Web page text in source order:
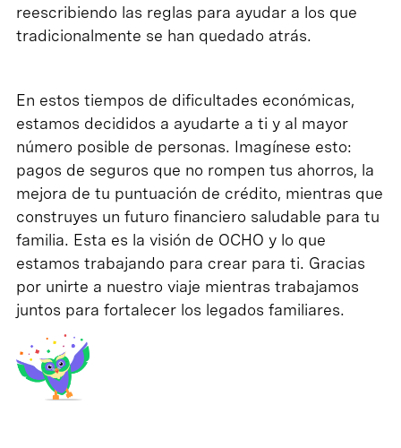
reescribiendo las reglas para ayudar a los que
tradicionalmente se han quedado atrás.
En estos tiempos de dificultades económicas,
estamos decididos a ayudarte a ti y al mayor
número posible de personas. Imagínese esto:
pagos de seguros que no rompen tus ahorros, la
mejora de tu puntuación de crédito, mientras que
construyes un futuro financiero saludable para tu
familia. Esta es la visión de OCHO y lo que
estamos trabajando para crear para ti. Gracias
por unirte a nuestro viaje mientras trabajamos
juntos para fortalecer los legados familiares.